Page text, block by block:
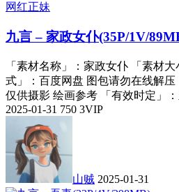
网红正妹
九言 – 家政女仆(35P/1V/
「素材名称」：家政女仆 「素材
式」：百度网盘 图包请勿在线解
仅供摄影 绘画参考 「有效时定」
2025-01-31 750 3VIP
山贼 2025-01-31